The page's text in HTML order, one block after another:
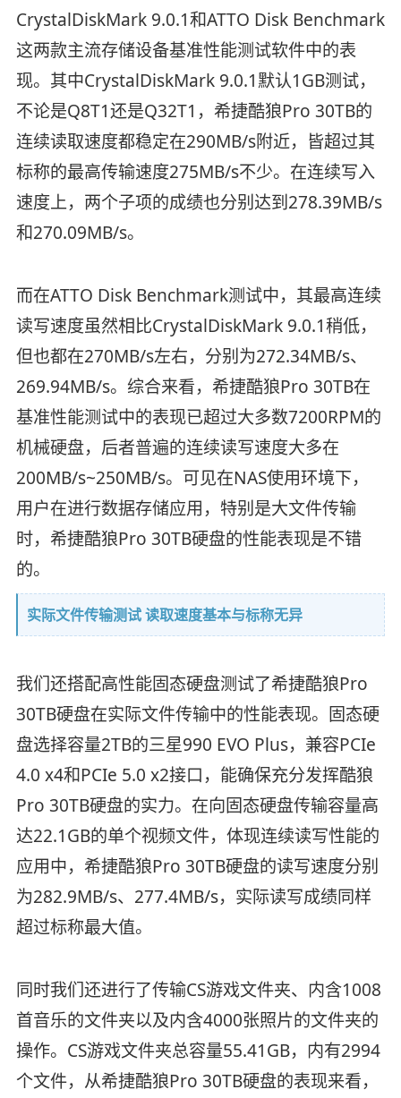
CrystalDiskMark 9.0.1和ATTO Disk Benchmark
这两款主流存储设备基准性能测试软件中的表
现。其中CrystalDiskMark 9.0.1默认1GB测试，
不论是Q8T1还是Q32T1，希捷酷狼Pro 30TB的
连续读取速度都稳定在290MB/s附近，皆超过其
标称的最高传输速度275MB/s不少。在连续写入
速度上，两个子项的成绩也分别达到278.39MB/s
和270.09MB/s。
而在ATTO Disk Benchmark测试中，其最高连续
读写速度虽然相比CrystalDiskMark 9.0.1稍低，
但也都在270MB/s左右，分别为272.34MB/s、
269.94MB/s。综合来看，希捷酷狼Pro 30TB在
基准性能测试中的表现已超过大多数7200RPM的
机械硬盘，后者普遍的连续读写速度大多在
200MB/s~250MB/s。可见在NAS使用环境下，
用户在进行数据存储应用，特别是大文件传输
时，希捷酷狼Pro 30TB硬盘的性能表现是不错
的。
实际文件传输测试 读取速度基本与标称无异
我们还搭配高性能固态硬盘测试了希捷酷狼Pro
30TB硬盘在实际文件传输中的性能表现。固态硬
盘选择容量2TB的三星990 EVO Plus，兼容PCIe
4.0 x4和PCIe 5.0 x2接口，能确保充分发挥酷狼
Pro 30TB硬盘的实力。在向固态硬盘传输容量高
达22.1GB的单个视频文件，体现连续读写性能的
应用中，希捷酷狼Pro 30TB硬盘的读写速度分别
为282.9MB/s、277.4MB/s，实际读写成绩同样
超过标称最大值。
同时我们还进行了传输CS游戏文件夹、内含1008
首音乐的文件夹以及内含4000张照片的文件夹的
操作。CS游戏文件夹总容量55.41GB，内有2994
个文件，从希捷酷狼Pro 30TB硬盘的表现来看，